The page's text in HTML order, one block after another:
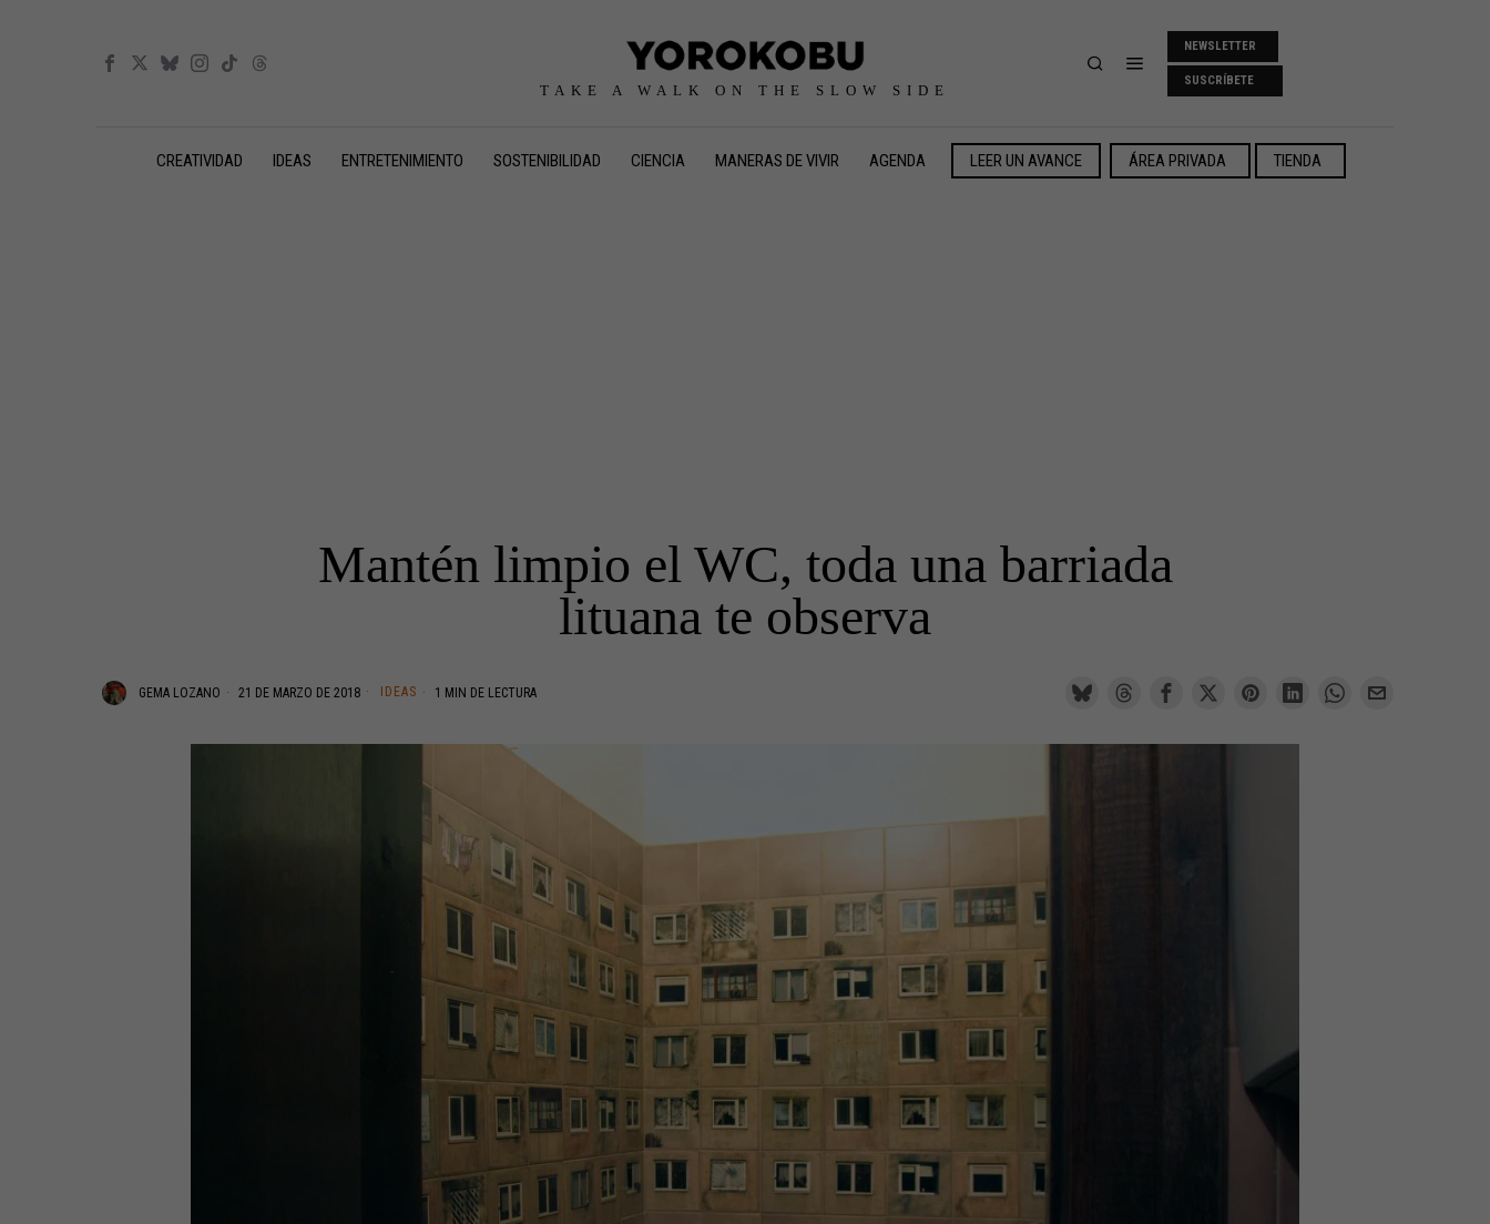
TAKE A WALK ON THE SLOW SIDE
NEWSLETTER
SUSCRÍBETE
CREATIVIDAD IDEAS ENTRETENIMIENTO SOSTENIBILIDAD CIENCIA MANERAS DE VIVIR AGENDA LEER UN AVANCE ÁREA PRIVADA TIENDA
Mantén limpio el WC, toda una barriada
lituana te observa
GEMA LOZANO 21 DE MARZO DE 2018 IDEAS 1 MIN DE LECTURA